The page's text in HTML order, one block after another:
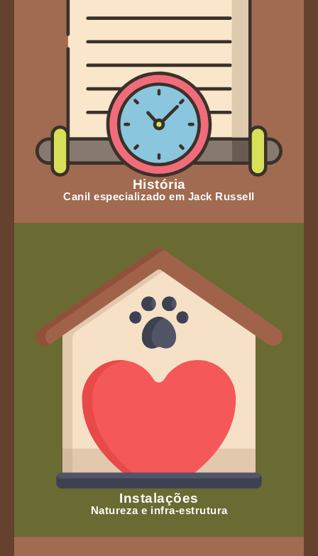
História
Canil especializado em Jack Russell
Instalações
Natureza e infra-estrutura